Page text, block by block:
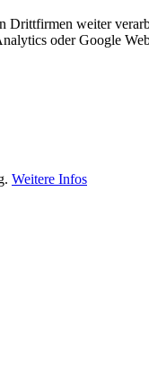
weiter
oder Google
Weitere Infos